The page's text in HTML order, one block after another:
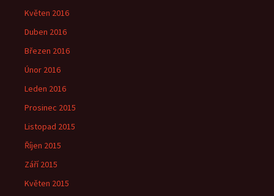
Květen 2016
Duben 2016
Březen 2016
Únor 2016
Leden 2016
Prosinec 2015
Listopad 2015
Říjen 2015
Září 2015
Květen 2015